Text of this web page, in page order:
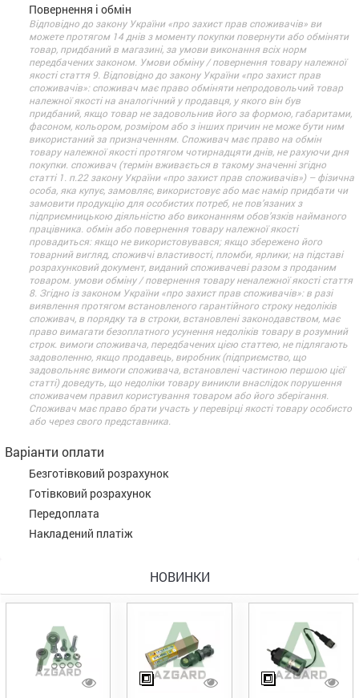
Повернення і обмін
Відповідно до закону України «про захист прав споживачів» ви
можете протягом 14 днів з моменту покупки повернути або обміняти
товар, придбаний в магазині, за умови виконання всіх норм
передбачених законом. Умови обміну / повернення товару належної
якості стаття 9. Відповідно до закону України «про захист прав
споживачів»: споживач має право обміняти непродовольчий товар
належної якості на аналогічний у продавця, у якого він був
придбаний, якщо товар не задовольнив його за формою, габаритами,
фасоном, кольором, розміром або з інших причин не може бути ним
використаний за призначенням. Споживач має право на обмін
товару належної якості протягом чотирнадцяти днів, не рахуючи дня
покупки. споживач (термін вживається в такому значенні згідно
статті 1. п.22 закону України «про захист прав споживачів») – фізична
особа, яка купує, замовляє, використовує або має намір придбати чи
замовити продукцію для особистих потреб, не пов’язаних з
підприємницькою діяльністю або виконанням обов’язків найманого
працівника. обмін або повернення товару належної якості
провадиться: якщо не використовувався; якщо збережено його
товарний вигляд, споживчі властивості, пломби, ярлики; на підставі
розрахунковий документ, виданий споживачеві разом з проданим
товаром. умови обміну / повернення товару неналежної якості стаття
8. Згідно із законом України «про захист прав споживачів»: в разі
виявлення протягом встановленого гарантійного строку недоліків
споживач, в порядку та в строки, встановлені законодавством, має
право вимагати безоплатного усунення недоліків товару в розумний
строк. вимоги споживача, передбачених цією статтею, не підлягають
задоволенню, якщо продавець, виробник (підприємство, що
задовольняє вимоги споживача, встановлені частиною першою цієї
статті) доведуть, що недоліки товару виникли внаслідок порушення
споживачем правил користування товаром або його зберігання.
Споживач має право брати участь у перевірці якості товару особисто
або через свого представника.
Варіанти оплати
Безготівковий розрахунок
Готівковий розрахунок
Передоплата
Накладений платіж
НОВИНКИ